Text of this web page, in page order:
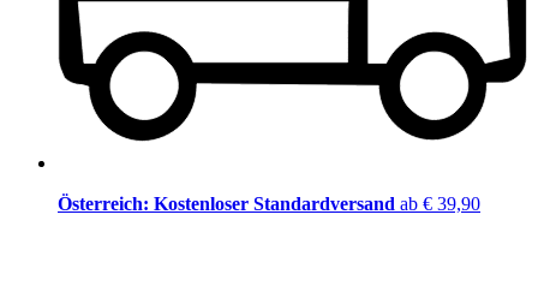
Österreich: Kostenloser Standardversand ab € 39,90